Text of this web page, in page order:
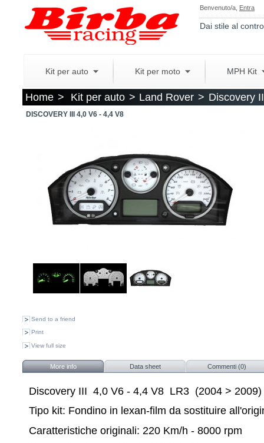
Kit per auto Kit per moto MPH Kit
Benvenuto/a, Entra
Dai stile al
Home > Kit per auto > Land Rover > Discovery
DISCOVERY III 4,0 V6 - 4,4 V8
Send to a friend
Print
View full size
More info Data sheet Commenti (0)
Discovery III 4,0 V6 - 4,4 V8 LR3 (2004 > 2009)
Tipo kit: Fondino in lexan-film da sostituire
Caratteristiche originali: 220 Km/h - 8000 rpm